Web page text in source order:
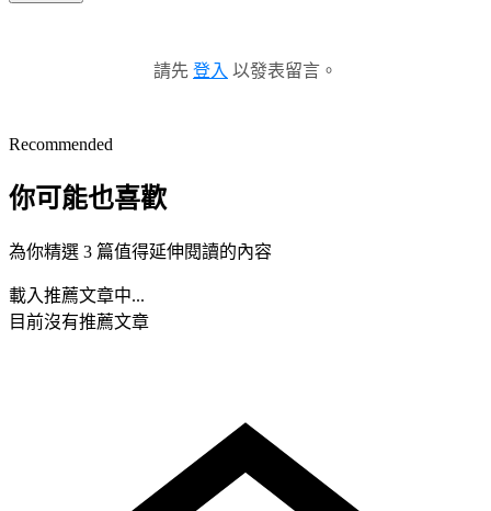
請先 登入 以發表留言。
Recommended
你可能也喜歡
為你精選 3 篇值得延伸閱讀的內容
載入推薦文章中...
目前沒有推薦文章